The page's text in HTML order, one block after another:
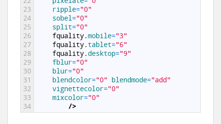
23
24
25
26
27
28
29
30
31
32
33
34
ripple="0"
sobel="0"
split="0"
fquality.mobile="3"
fquality. tablet="6"
fquality. desktop="9"
fblur="0"
blur="0"
blendcolor="0" blendmode="add"
vignettecolor="0"
mixcolor="0"
		/>